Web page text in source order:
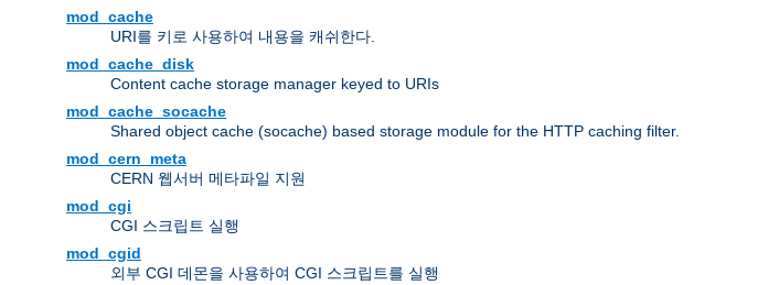
mod_cache
URI를 키로 사용하여 내용을 캐쉬한다.
mod_cache_disk
Content cache storage manager keyed to URIs
mod_cache_socache
Shared object cache (socache) based storage module for the HTTP caching filter.
mod_cern_meta
CERN 웹서버 메타파일 지원
mod_cgi
CGI 스크립트 실행
mod_cgid
외부 CGI 데몬을 사용하여 CGI 스크립트를 실행